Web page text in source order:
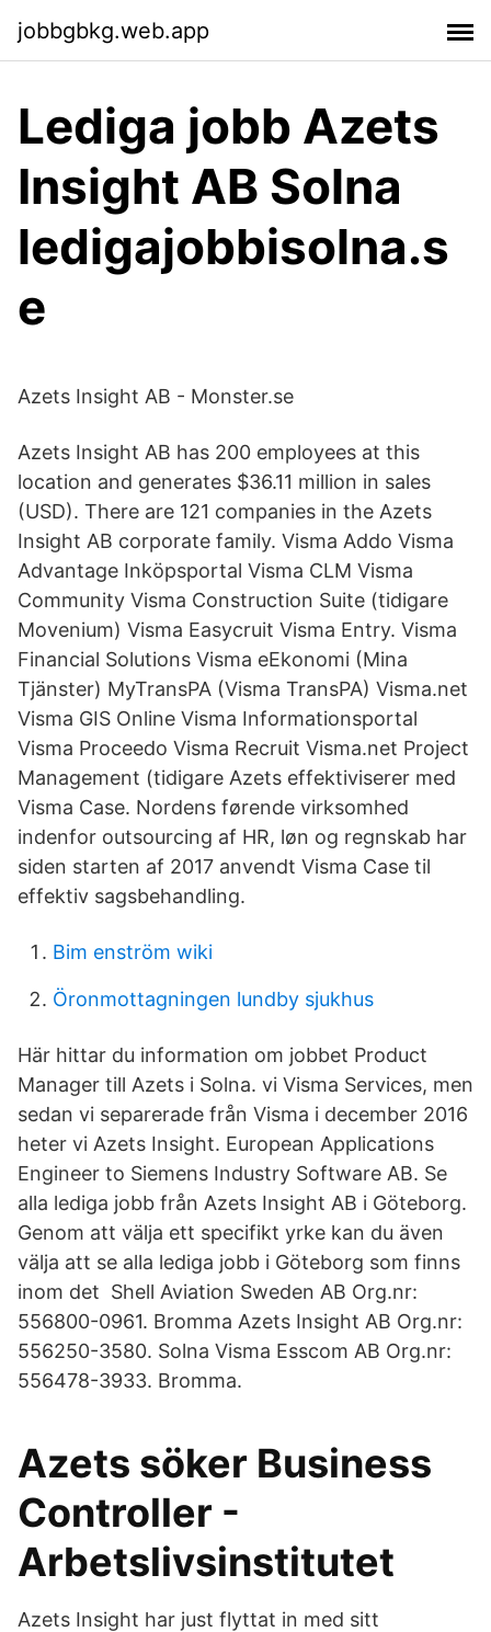
jobbgbkg.web.app
Lediga jobb Azets
Insight AB Solna
ledigajobbisolna.s
e
Azets Insight AB - Monster.se
Azets Insight AB has 200 employees at this
location and generates $36.11 million in sales
(USD). There are 121 companies in the Azets
Insight AB corporate family. Visma Addo Visma
Advantage Inköpsportal Visma CLM Visma
Community Visma Construction Suite (tidigare
Movenium) Visma Easycruit Visma Entry. Visma
Financial Solutions Visma eEkonomi (Mina
Tjänster) MyTransPA (Visma TransPA) Visma.net
Visma GIS Online Visma Informationsportal
Visma Proceedo Visma Recruit Visma.net Project
Management (tidigare Azets effektiviserer med
Visma Case. Nordens førende virksomhed
indenfor outsourcing af HR, løn og regnskab har
siden starten af 2017 anvendt Visma Case til
effektiv sagsbehandling.
Bim enström wiki
Öronmottagningen lundby sjukhus
Här hittar du information om jobbet Product
Manager till Azets i Solna. vi Visma Services, men
sedan vi separerade från Visma i december 2016
heter vi Azets Insight. European Applications
Engineer to Siemens Industry Software AB. Se
alla lediga jobb från Azets Insight AB i Göteborg.
Genom att välja ett specifikt yrke kan du även
välja att se alla lediga jobb i Göteborg som finns
inom det Shell Aviation Sweden AB Org.nr:
556800-0961. Bromma Azets Insight AB Org.nr:
556250-3580. Solna Visma Esscom AB Org.nr:
556478-3933. Bromma.
Azets söker Business
Controller -
Arbetslivsinstitutet
Azets Insight har just flyttat in med sitt